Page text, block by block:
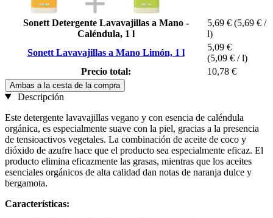
Sonett Detergente Lavavajillas a Mano -
Caléndula, 1 l
5,69 € (5,69 € /
l)
Sonett Lavavajillas a Mano Limón, 1 l
5,09 €
(5,09 € / l)
Precio total:
10,78 €
Ambas a la cesta de la compra
Descripción
Este detergente lavavajillas vegano y con esencia de caléndula
orgánica, es especialmente suave con la piel, gracias a la presencia
de tensioactivos vegetales. La combinación de aceite de coco y
dióxido de azufre hace que el producto sea especialmente eficaz. El
producto elimina eficazmente las grasas, mientras que los aceites
esenciales orgánicos de alta calidad dan notas de naranja dulce y
bergamota.
Características: